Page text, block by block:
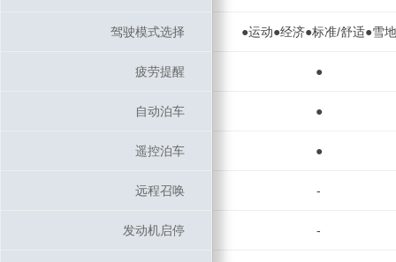
驾驶模式选择 ●运动●经济●标准/舒适●雪地
疲劳提醒 ●
自动泊车 ●
遥控泊车 ●
远程召唤 -
发动机启停 -
驾驶模式选择
疲劳提醒
自动泊车
遥控泊车
远程召唤
发动机启停